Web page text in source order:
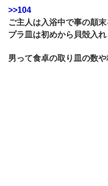
>>104
ご主人は入浴中で事の顛末
プラ皿は初めから貝殻入
男って食卓の取り皿の数